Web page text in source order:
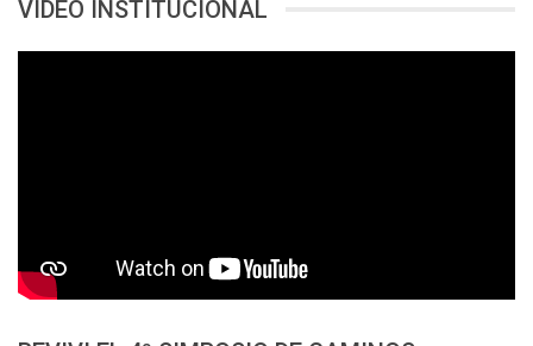
VIDEO INSTITUCIONAL